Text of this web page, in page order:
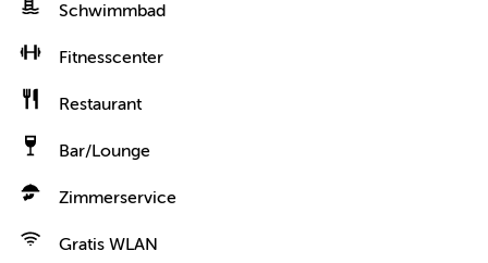
Schwimmbad
Fitnesscenter
Restaurant
Bar/Lounge
Zimmerservice
Gratis WLAN